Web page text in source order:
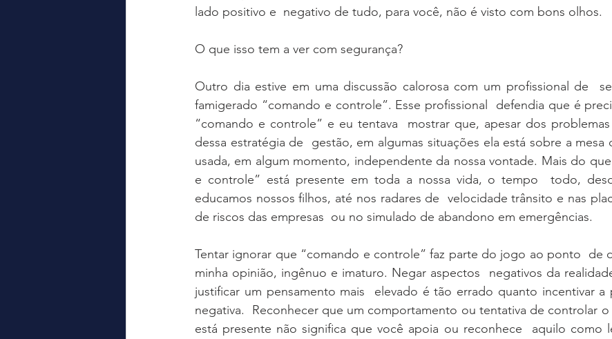
lado positivo e  negativo de tudo, para você, não é visto com bons olhos.
O que isso tem a ver com segurança?
Outro dia estive em uma discussão calorosa com um profissional de
famigerado “comando e controle”. Esse profissional  defendia que é
“comando e controle” e eu tentava  mostrar que, apesar dos
dessa estratégia de  gestão, em algumas situações ela está sobre a mesa
usada, em algum momento, independente da nossa vontade. Mais do
e controle” está presente em toda a nossa vida, o tempo  todo,
educamos nossos filhos, até nos radares de  velocidade trânsito e nas
de riscos das empresas  ou no simulado de abandono em emergências.
Tentar ignorar que “comando e controle” faz parte do jogo ao ponto  de
minha opinião, ingênuo e imaturo. Negar aspectos  negativos da
justificar um pensamento mais  elevado é tão errado quanto incentivar a
negativa.  Reconhecer que um comportamento ou tentativa de controlar
está presente não significa que você apoia ou reconhece  aquilo como